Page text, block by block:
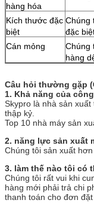
hàng hóa
Kích thước đặc
biệt
Chúng
đặc
Cán mỏng
Chúng
hàng
Câu hỏi thường gặp
1. Khả năng của
Skypro là nhà sản
thập kỷ.
Top 10 nhà máy sản
2. năng lực sản xuất
Chúng tôi sản xuất
3. làm thế nào tôi có
Chúng tôi rất vui khi
hàng mới phải trả chi
thanh toán cho đơn